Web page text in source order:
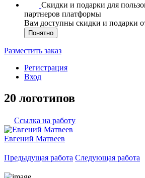
Скидки и подарки для
партнеров платформы
Вам доступны скидки и подарки
Понятно
Разместить заказ
Регистрация
Вход
20 логотипов
Ссылка на работу
Евгений Матвеев
Предыдущая работа Следующая работа